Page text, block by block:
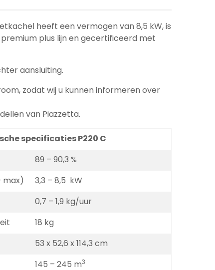
heeft een vermogen van 8,5 kW, is
plus lijn en gecertificeerd met
aansluiting.
zodat wij u kunnen informeren over
van Piazzetta.
specificaties P220 C
89 – 90,3 %
max)
3,3 – 8,5 kW
0,7 – 1,9 kg/uur
18 kg
53 x 52,6 x 114,3 cm
145 – 245 m3